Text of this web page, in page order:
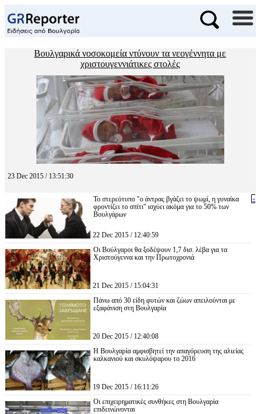
Βουλγαρικά νοσοκομεία ντύνουν τα νεογέννητα με
χριστουγεννιάτικες στολές
23 Dec 2015 / 13:51:30
Το στερεότυπο "ο άντρας βγάζει το ψωμί, η γυναίκα
φροντίζει το σπίτι" ισχύει ακόμα για το 50% των
Βουλγάρων
22 Dec 2015 / 12:40:59
Οι Βούλγαροι θα ξοδέψουν 1,7 δισ. λέβα για τα
Χριστούγεννα και την Πρωτοχρονιά
21 Dec 2015 / 15:04:31
Πάνω από 30 είδη φυτών και ζώων απειλούνται με
εξαφάνιση στη Βουλγαρία
20 Dec 2015 / 12:40:08
Η Βουλγαρία αμφισβητεί την απαγόρευση της αλιείας
καλκανιού και σκυλόψαρου το 2016
19 Dec 2015 / 16:11:26
Οι επιχειρηματικές συνθήκες στη Βουλγαρία
επιδεινώνονται
«